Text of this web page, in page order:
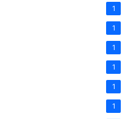
1
1
1
1
1
1